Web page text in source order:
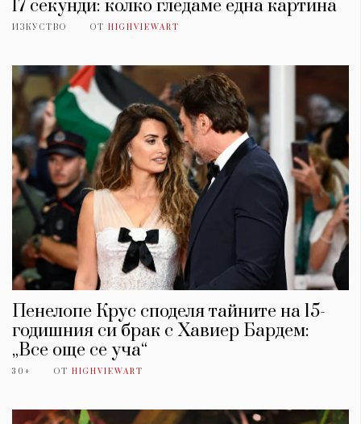
17 секунди: колко гледаме една картина
ИЗКУСТВО ОТ HIGHVIEWART
Пенелопе Крус споделя тайните на 15-
годишния си брак с Хавиер Бардем:
„Все още се уча“
30+ ОТ HIGHVIEWART